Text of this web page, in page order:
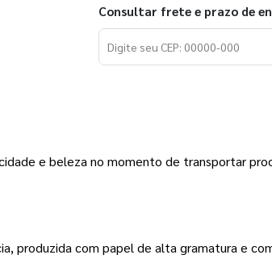
Consultar frete e prazo de
e beleza no momento de transportar
produzida com papel de alta gramatura e